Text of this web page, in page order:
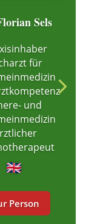
Sels
für
und
Person